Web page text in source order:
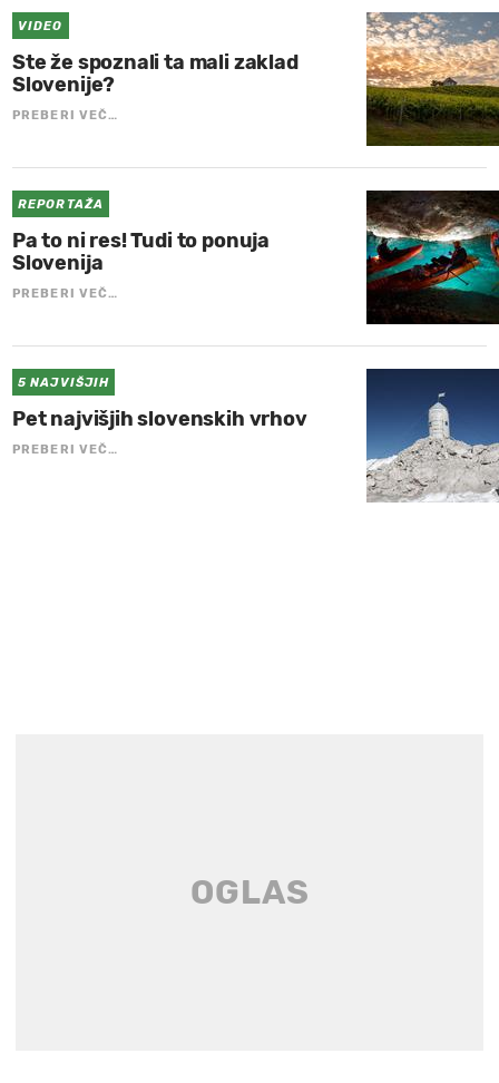
VIDEO
Ste že spoznali ta mali zaklad
Slovenije?
PREBERI VEČ…
REPORTAŽA
Pa to ni res! Tudi to ponuja
Slovenija
PREBERI VEČ…
5 NAJVIŠJIH
Pet najvišjih slovenskih vrhov
PREBERI VEČ…